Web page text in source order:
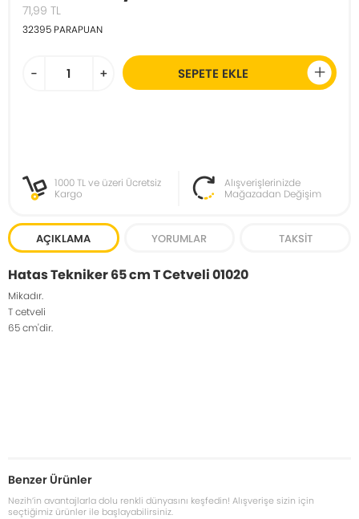
71,99 TL
32395 PARAPUAN
- + SEPETE EKLE
1000 TL ve üzeri Ücretsiz
Kargo
Alışverişlerinizde
Mağazadan Değişim
AÇIKLAMA YORUMLAR TAKSIT
Hatas Tekniker 65 cm T Cetveli 01020
Mikadır.
T cetveli
65 cm'dir.
Benzer Ürünler
Nezih’in avantajlarla dolu renkli dünyasını keşfedin! Alışverişe sizin için
seçtiğimiz ürünler ile başlayabilirsiniz.